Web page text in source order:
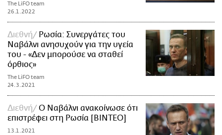
The LiFO team
26.1.2022
Διεθνή
Ρωσία: Συνεργάτες του
Ναβάλνι ανησυχούν για την υγεία
του - «Δεν μπορούσε να σταθεί
όρθιος»
The LiFO team
24.3.2021
Διεθνή
Ο Ναβάλνι ανακοίνωσε ότι
επιστρέφει στη Ρωσία [ΒΙΝΤΕΟ]
13.1.2021